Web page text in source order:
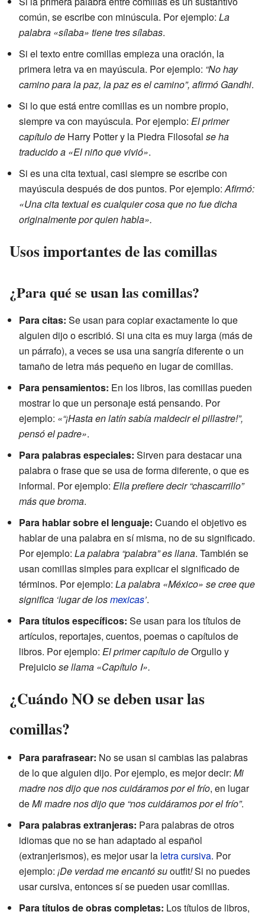
común, se escribe con minúscula. Por ejemplo: La
palabra «sílaba» tiene tres sílabas.
Si el texto entre comillas empieza una oración, la
primera letra va en mayúscula. Por ejemplo: “No hay
camino para la paz, la paz es el camino”, afirmó Gandhi.
Si lo que está entre comillas es un nombre propio,
siempre va con mayúscula. Por ejemplo: El primer
capítulo de Harry Potter y la Piedra Filosofal se ha
traducido a «El niño que vivió».
Si es una cita textual, casi siempre se escribe con
mayúscula después de dos puntos. Por ejemplo:Afirmó:
«Una cita textual es cualquier cosa que no fue dicha
originalmente por quien habla».
Usos importantes de las comillas
¿Para qué se usan las comillas?
Para citas: Se usan para copiar exactamente lo que
alguien dijo o escribió. Si una cita es muy larga (más de
un párrafo), a veces se usa una sangría diferente o un
tamaño de letra más pequeño en lugar de comillas.
Para pensamientos: En los libros, las comillas pueden
mostrar lo que un personaje está pensando. Por
ejemplo: «“¡Hasta en latín sabía maldecir el pillastre!”,
pensó el padre».
Para palabras especiales: Sirven para destacar una
palabra o frase que se usa de forma diferente, o que es
informal. Por ejemplo: Ella prefiere decir “chascarrillo”
más que broma.
Para hablar sobre el lenguaje: Cuando el objetivo es
hablar de una palabra en sí misma, no de su significado.
Por ejemplo: La palabra “palabra” es llana. También se
usan comillas simples para explicar el significado de
términos. Por ejemplo: La palabra «México» se cree que
significa ‘lugar de losmexicas’.
Para títulos específicos: Se usan para los títulos de
artículos, reportajes, cuentos, poemas o capítulos de
libros. Por ejemplo: El primer capítulo deOrgullo y
Prejuiciose llama «Capítulo Ⅰ».
¿Cuándo NO se deben usar las
comillas?
Para parafrasear: No se usan si cambias las palabras
de lo que alguien dijo. Por ejemplo, es mejor decir: Mi
madre nos dijo que nos cuidáramos por el frío, en lugar
deMi madre nos dijo que “nos cuidáramos por el frío”.
Para palabras extranjeras: Para palabras de otros
idiomas que no se han adaptado al español
(extranjerismos), es mejor usar la letra cursiva. Por
ejemplo: ¡De verdad me encantó suoutfit!Si no puedes
usar cursiva, entonces sí se pueden usar comillas.
Para títulos de obras completas: Los títulos de libros,